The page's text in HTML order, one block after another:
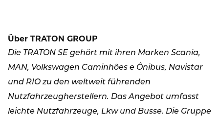
Über TRATON GROUP
Die TRATON SE gehört mit ihren Marken Scania,
MAN, Volkswagen Caminhões e Ônibus, Navistar
und RIO zu den weltweit führenden
Nutzfahrzeugherstellern. Das Angebot umfasst
leichte Nutzfahrzeuge, Lkw und Busse. Die Gruppe